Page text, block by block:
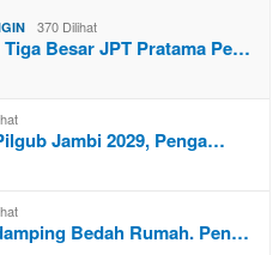
370 Dilihat
Besar JPT Pratama Pe…
Jambi 2029, Penga…
Bedah Rumah. Pen…